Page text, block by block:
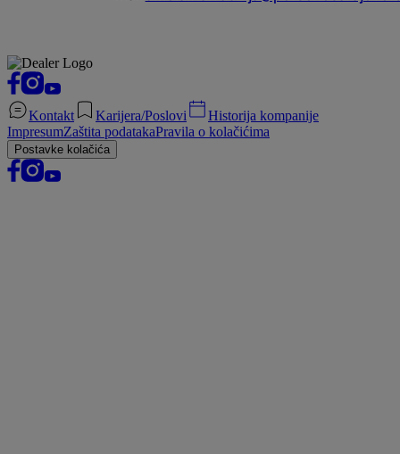
Kontakt Karijera/Poslovi
Historija kompanije
ImpresumZaštita podatakaPravila o kolačićima
Postavke kolačića